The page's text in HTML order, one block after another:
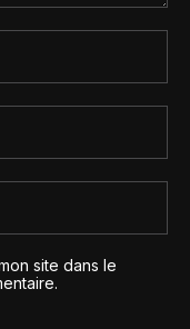
site dans le